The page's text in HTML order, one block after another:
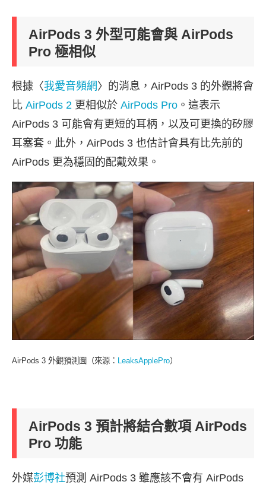
AirPods 3 外型可能會與 AirPods
Pro 極相似
根據〈我愛音頻網 〉的消息，AirPods 3 的外觀將會
比 AirPods 2 更相似於 AirPods Pro 。這表示
AirPods 3 可能會有更短的耳柄，以及可更換的矽膠
耳塞套。此外，AirPods 3 也估計會具有比先前的
AirPods 更為穩固的配戴效果。
AirPods 3 外觀預測圖（來源： LeaksApplePro）
AirPods 3 預計將結合數項 AirPods
Pro 功能
外媒彭博社預測 AirPods 3 雖應該不會有 AirPods